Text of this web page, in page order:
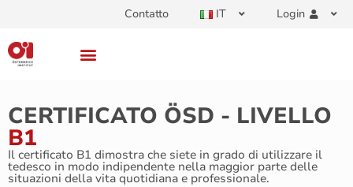
Contatto IT Login
CERTIFICATO ÖSD - LIVELLO
B1
Il certificato B1 dimostra che siete in grado di utilizzare il
tedesco in modo indipendente nella maggior parte delle
situazioni della vita quotidiana e professionale.